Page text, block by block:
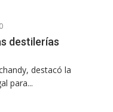
0
destilerías
destacó la
para...